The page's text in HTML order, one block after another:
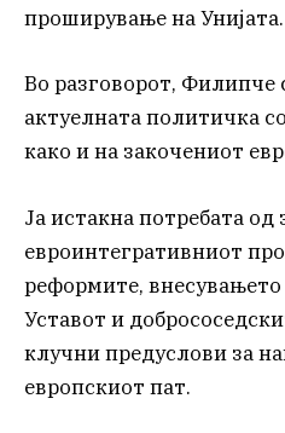
проширување на Унијата.
Во разговорот, Филипче
актуелната политичка
како и на закочениот
Ја истакна потребата од
евроинтегративниот
реформите,
Уставот и
клучни предуслови за
европскиот пат.